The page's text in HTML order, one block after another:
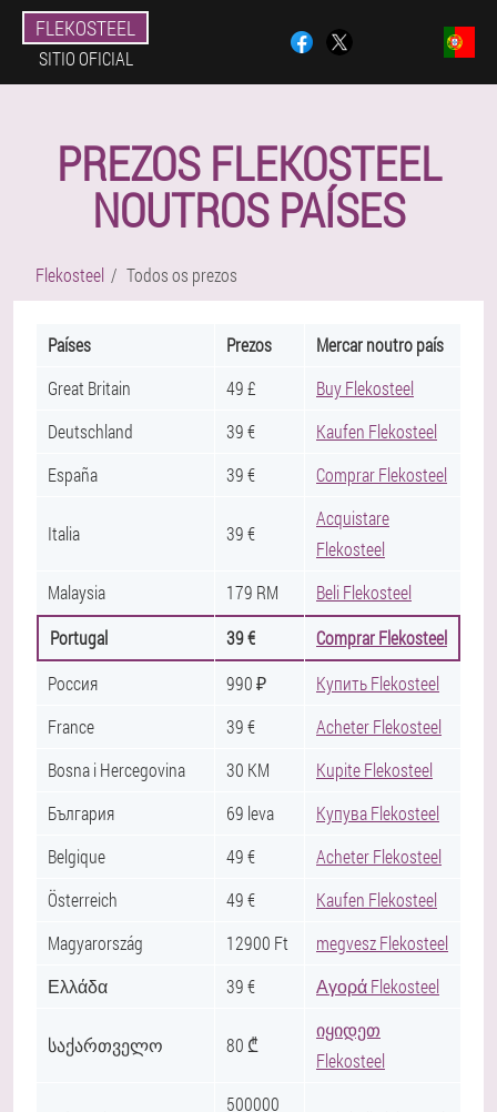
FLEKOSTEEL
SITIO OFICIAL
PREZOS FLEKOSTEEL
NOUTROS PAÍSES
Flekosteel Todos os prezos
Países Prezos
Mercar noutro país
Great Britain
49 £
Buy Flekosteel
Deutschland
39 €
Kaufen Flekosteel
España
39 € Comprar Flekosteel
Italia 39 €
Acquistare
Flekosteel
Malaysia
179 RM
Beli Flekosteel
Portugal
39 €
Comprar Flekosteel
Россия
990 ₽
Купить Flekosteel
France
39 €
Acheter Flekosteel
Bosna i Hercegovina
30 KM
Kupite Flekosteel
България
69 leva
Купува Flekosteel
Belgique
49 €
Acheter Flekosteel
Österreich
49 €
Kaufen Flekosteel
Magyarország
12900 Ft
megvesz Flekosteel
Ελλάδα
39 € Αγορά Flekosteel
საქართველო 80 ₾
იყიდეთ
Flekosteel
500000